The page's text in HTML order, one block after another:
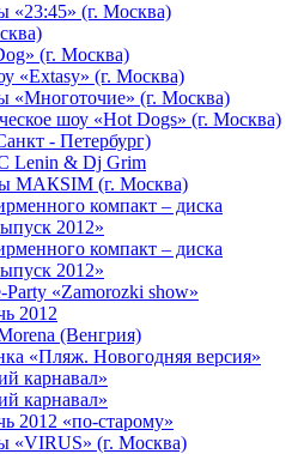
«23:45» (г. Москва)
(г. Москва)
«Extasy» (г. Москва)
«Многоточие» (г. Москва)
шоу «Hot Dogs» (г. Москва)
- Петербург)
Lenin & Dj Grim
МАКSIМ (г. Москва)
компакт – диска
2012»
компакт – диска
2012»
Party «Zamorozki show»
2012
(Венгрия)
«Пляж. Новогодняя версия»
карнавал»
карнавал»
2012 «по-старому»
«VIRUS» (г. Москва)